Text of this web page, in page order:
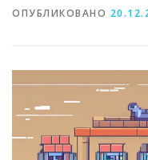
СВОЙСТВА
ОПУБЛИКОВАНО